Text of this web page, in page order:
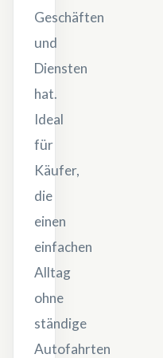
Geschäften
und
Diensten
hat.
Ideal
für
Käufer,
die
einen
einfachen
Alltag
ohne
ständige
Autofahrten